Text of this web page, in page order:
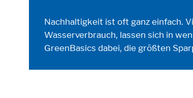
Nachhaltigkeit ist oft ganz einfach.
Wasserverbrauch, lassen sich in
GreenBasics dabei, die größten